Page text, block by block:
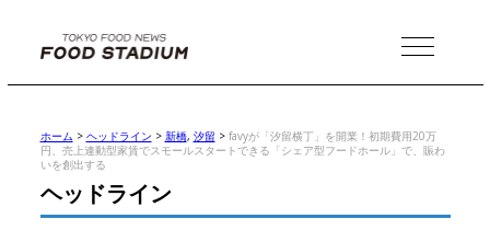
MENU
ホーム > ヘッドライン > 新橋, 汐留 > favyが「汐留横丁」を開業！初期費用20万
円、売上連動型家賃でスモールスタートできる「シェア型フードホール」で、賑わ
いを創出する
ヘッドライン